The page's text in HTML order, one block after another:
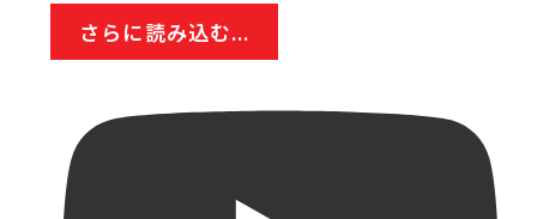
さらに読み込む...